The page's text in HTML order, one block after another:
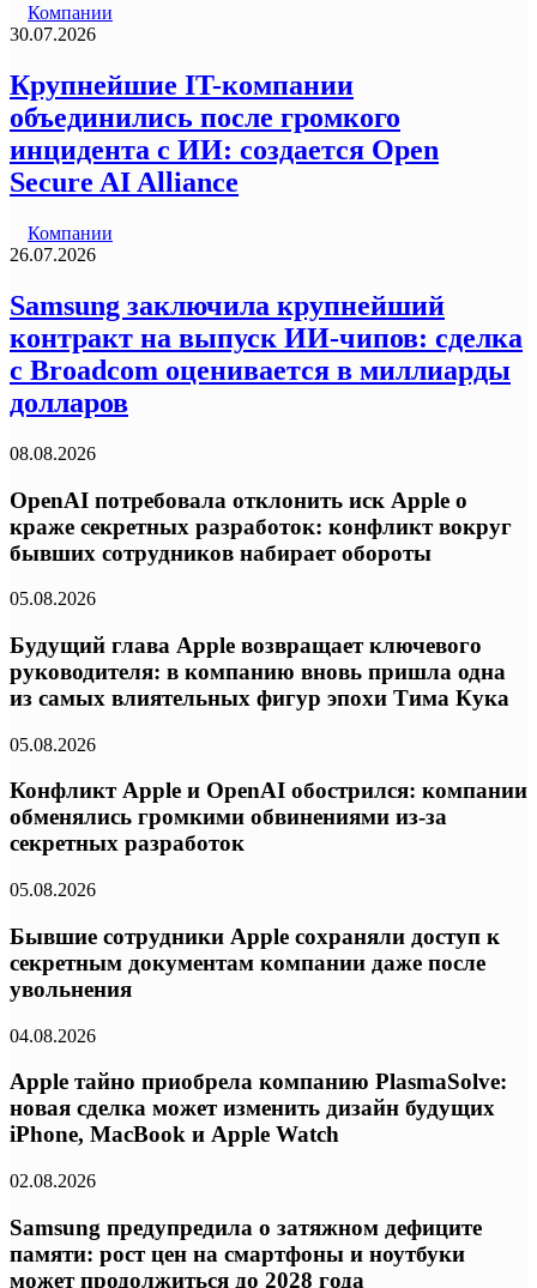
Компании
30.07.2026
Крупнейшие IT-компании
объединились после громкого
инцидента с ИИ: создается Open
Secure AI Alliance
Компании
26.07.2026
Samsung заключила крупнейший
контракт на выпуск ИИ-чипов: сделка
с Broadcom оценивается в миллиарды
долларов
08.08.2026
OpenAI потребовала отклонить иск Apple о
краже секретных разработок: конфликт вокруг
бывших сотрудников набирает обороты
05.08.2026
Будущий глава Apple возвращает ключевого
руководителя: в компанию вновь пришла одна
из самых влиятельных фигур эпохи Тима Кука
05.08.2026
Конфликт Apple и OpenAI обострился: компании
обменялись громкими обвинениями из-за
секретных разработок
05.08.2026
Бывшие сотрудники Apple сохраняли доступ к
секретным документам компании даже после
увольнения
04.08.2026
Apple тайно приобрела компанию PlasmaSolve:
новая сделка может изменить дизайн будущих
iPhone, MacBook и Apple Watch
02.08.2026
Samsung предупредила о затяжном дефиците
памяти: рост цен на смартфоны и ноутбуки
может продолжиться до 2028 года